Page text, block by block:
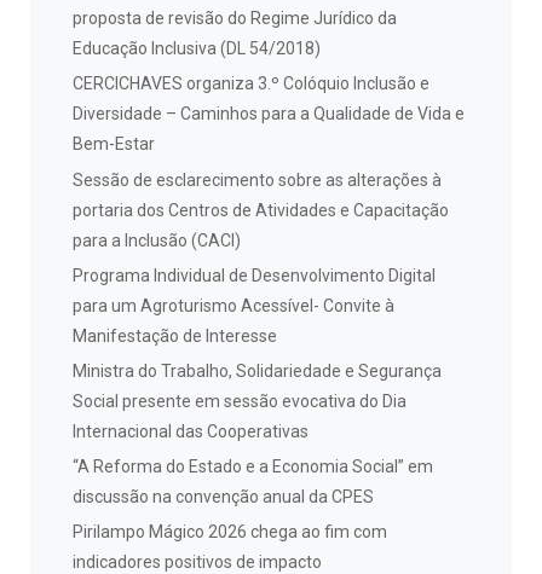
proposta de revisão do Regime Jurídico da
Educação Inclusiva (DL 54/2018)
CERCICHAVES organiza 3.º Colóquio Inclusão e
Diversidade – Caminhos para a Qualidade de Vida e
Bem-Estar
Sessão de esclarecimento sobre as alterações à
portaria dos Centros de Atividades e Capacitação
para a Inclusão (CACI)
Programa Individual de Desenvolvimento Digital
para um Agroturismo Acessível- Convite à
Manifestação de Interesse
Ministra do Trabalho, Solidariedade e Segurança
Social presente em sessão evocativa do Dia
Internacional das Cooperativas
“A Reforma do Estado e a Economia Social” em
discussão na convenção anual da CPES
Pirilampo Mágico 2026 chega ao fim com
indicadores positivos de impacto